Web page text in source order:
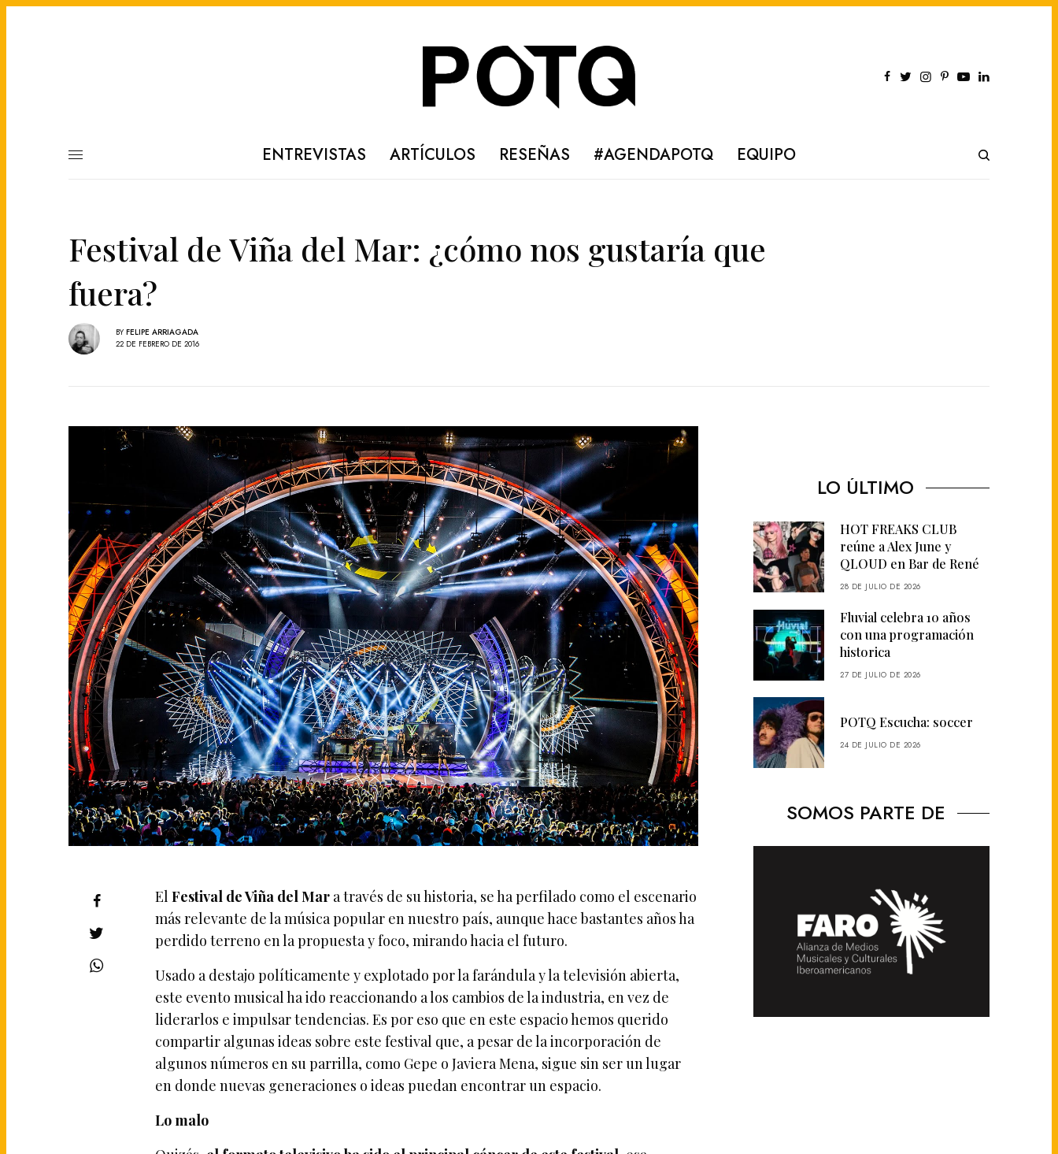
ENTREVISTAS ARTÍCULOS RESEÑAS #AGENDAPOTQ EQUIPO
Festival de Viña del Mar: ¿cómo nos gustaría que
fuera?
BY FELIPE ARRIAGADA
22 DE FEBRERO DE 2016
ElFestival de Viña del Mar a través de su historia, se ha perfilado como el escenario
más relevante de la música popular en nuestro país, aunque hace bastantes años ha
perdido terreno en la propuesta y foco, mirando hacia el futuro.
Usado a destajo políticamente y explotado por la farándula y la televisión abierta,
este evento musical ha ido reaccionando a los cambios de la industria, en vez de
liderarlos e impulsar tendencias. Es por eso que en este espacio hemos querido
compartir algunas ideas sobre este festival que, a pesar de la incorporación de
algunos números en su parrilla, como Gepe o Javiera Mena, sigue sin ser un lugar
en donde nuevas generaciones o ideas puedan encontrar un espacio.
Lo malo
LO ÚLTIMO
HOT FREAKS CLUB
reúne a Alex June y
QLOUD en Bar de René
28 DE JULIO DE 2026
Fluvial celebra 10 años
con una programación
historica
27 DE JULIO DE 2026
POTQ Escucha: soccer
24 DE JULIO DE 2026
SOMOS PARTE DE